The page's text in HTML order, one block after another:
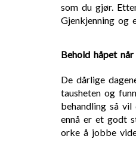
som du gjør.
Gjenkjenning og
Behold håpet
De dårlige
tausheten og
behandling så
ennå er et godt
orke å jobbe